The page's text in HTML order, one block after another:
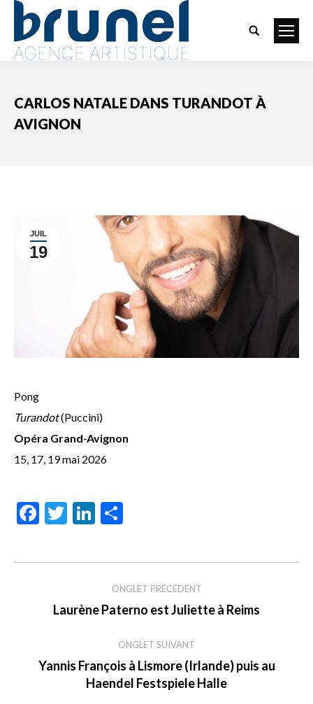
Search:
CARLOS NATALE DANS TURANDOT À
AVIGNON
JUIL
19
Pong
Turandot(Puccini)
Opéra Grand-Avignon
15, 17, 19 mai 2026
Facebook
TwitterLinkedIn
commentaire
ONGLET PRÉCÉDENT
Onglet
précédent
Laurène Paterno est Juliette à Reims
ONGLET SUIVANT
Onglet
suivant
Yannis François à Lismore (Irlande) puis au
Haendel Festspiele Halle